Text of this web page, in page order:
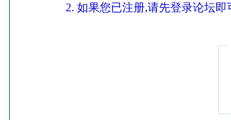
如果您已注册,请先登录论坛即